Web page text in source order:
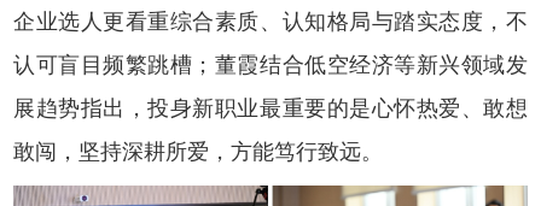
企业选人更看重综合素质、认知格局与踏实态度，不
认可盲目频繁跳槽；董霞结合低空经济等新兴领域发
展趋势指出，投身新职业最重要的是心怀热爱、敢想
敢闯，坚持深耕所爱，方能笃行致远。